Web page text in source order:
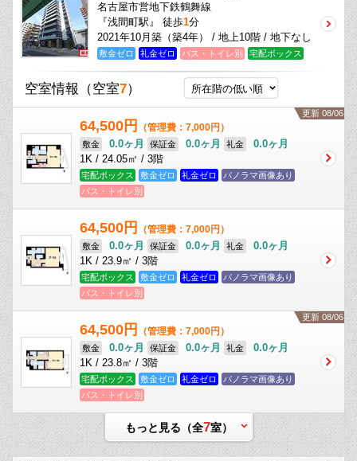
名古屋市営地下鉄鶴舞線
『浅間町駅』 徒歩1分
2021年10月築（築4年） / 地上10階 / 地下なし
敷金ゼロ 礼金ゼロ バス・トイレ別 宅配ボックス
空室情報 （空室7）
更新 08/06
64,500円 （管理費：7,000円）
敷金 0.0ヶ月 保証金 0.0ヶ月 礼金
0.0ヶ月
1K / 24.05㎡ / 3階
宅配ボックス 敷金ゼロ 礼金ゼロ
パノラマ画像あり
バス・トイレ別
64,500円 （管理費：7,000円）
敷金 0.0ヶ月 保証金 0.0ヶ月 礼金
0.0ヶ月
1K / 23.9㎡ / 3階
宅配ボックス 敷金ゼロ 礼金ゼロ
パノラマ画像あり
バス・トイレ別
更新 08/06
64,500円 （管理費：7,000円）
敷金 0.0ヶ月 保証金 0.0ヶ月 礼金
0.0ヶ月
1K / 23.8㎡ / 3階
宅配ボックス 敷金ゼロ 礼金ゼロ
パノラマ画像あり
バス・トイレ別
もっと見る（全7室）